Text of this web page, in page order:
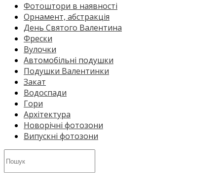
Фотоштори в наявності
Орнамент, абстракція
День Святого Валентина
Фрески
Вулочки
Автомобільні подушки
Подушки Валентинки
Закат
Водоспади
Гори
Архітектура
Новорічні фотозони
Випускні фотозони